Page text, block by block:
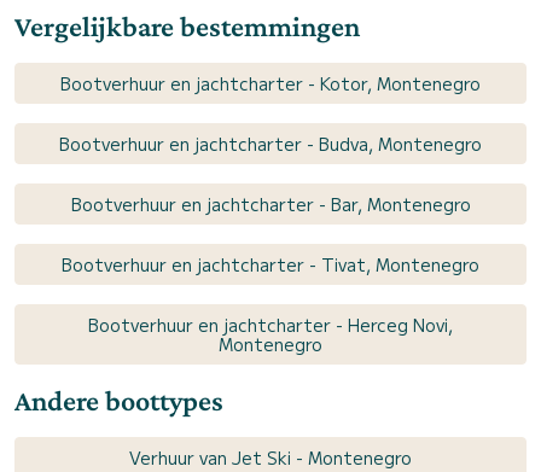
Vergelijkbare bestemmingen
Bootverhuur en jachtcharter - Kotor, Montenegro
Bootverhuur en jachtcharter - Budva, Montenegro
Bootverhuur en jachtcharter - Bar, Montenegro
Bootverhuur en jachtcharter - Tivat, Montenegro
Bootverhuur en jachtcharter - Herceg Novi,
Montenegro
Andere boottypes
Verhuur van Jet Ski - Montenegro